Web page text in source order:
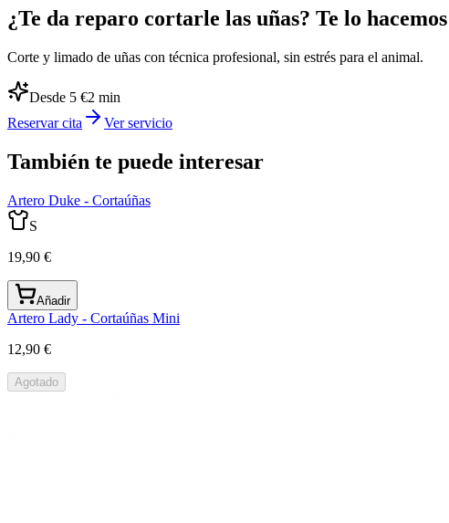
¿Te da reparo cortarle las uñas? Te lo
Corte y limado de uñas con técnica profesional, sin estrés para el animal.
Desde 5 €2 min
Reservar cita
Ver servicio
También te puede interesar
Artero Duke - Cortaúñas
S
19,90 €
Añadir
Artero Lady - Cortaúñas Mini
12,90 €
Agotado